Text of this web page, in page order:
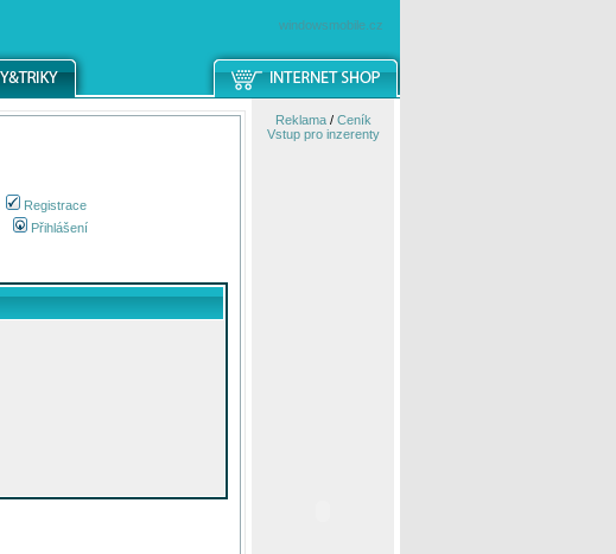
windowsmobile.cz
Registrace
Přihlášení
Reklama/ Ceník
Vstup pro inzerenty